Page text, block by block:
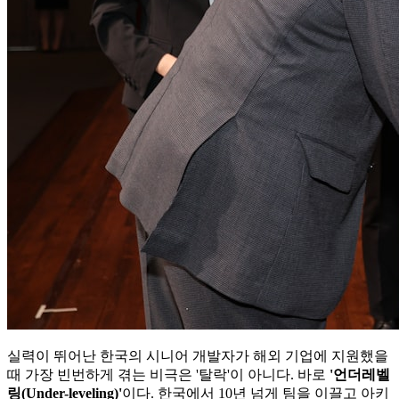
실력이 뛰어난 한국의 시니어 개발자가 해외 기업에 지원했을
때 가장 빈번하게 겪는 비극은 '탈락'이 아니다. 바로 '언더레벨
링(Under-leveling)'​이다. 한국에서 10년 넘게 팀을 이끌고 아키